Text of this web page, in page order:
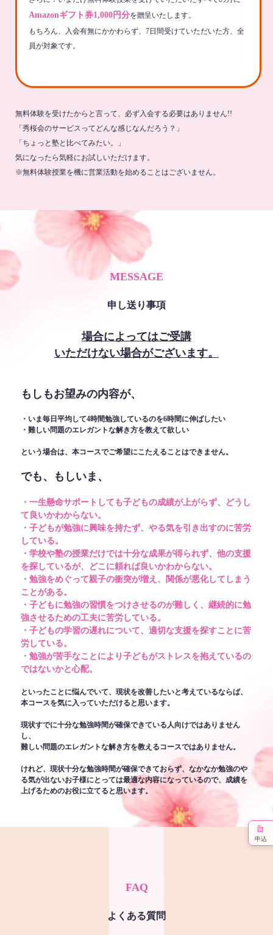
Amazonギフト券1,000円分を贈呈いたします。
もちろん、入会有無にかかわらず、7日間受けていただいた方、全
員が対象です。
無料体験を受けたからと言って、必ず入会する必要はありません!!
「秀桜会のサービスってどんな感じなんだろう？」
「ちょっと塾と比べてみたい。」
気になったら気軽にお試しいただけます。
※無料体験授業を機に営業活動を始めることはございません。
MESSAGE
申し送り事項
場合によってはご受講
いただけない場合がございます。
もしもお望みの内容が、
・いま毎日平均して4時間勉強しているのを6時間に伸ばしたい
・難しい問題のエレガントな解き方を教えて欲しい
という場合は、本コースでご希望にこたえることはできません。
でも、もしいま、
・一生懸命サポートしても子どもの成績が上がらず、どうし
て良いかわからない。
・子どもが勉強に興味を持たず、やる気を引き出すのに苦労
している。
・学校や塾の授業だけでは十分な成果が得られず、他の支援
を探しているが、どこに頼れば良いかわからない。
・勉強をめぐって親子の衝突が増え、関係が悪化してしまう
ことがある。
・子どもに勉強の習慣をつけさせるのが難しく、継続的に勉
強させるための工夫に苦労している。
・子どもの学習の遅れについて、適切な支援を探すことに苦
労している。
・勉強が苦手なことにより子どもがストレスを抱えているの
ではないかと心配。
といったことに悩んでいて、現状を改善したいと考えているならば、
本コースを気に入っていただけると思います。
現状すでに十分な勉強時間が確保できている人向けではありません
し、
難しい問題のエレガントな解き方を教えるコースではありません。
けれど、現状十分な勉強時間が確保できておらず、なかなか勉強のや
る気が出ないお子様にとっては最適な内容になっているので、成績を
上げるためのお役に立てると思います。
FAQ
よくある質問
申込